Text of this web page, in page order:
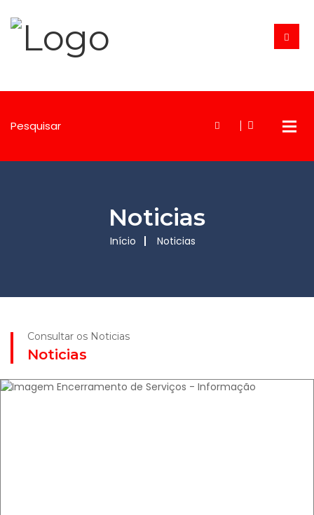
Noticias
Início Noticias
Consultar os Noticias
Noticias